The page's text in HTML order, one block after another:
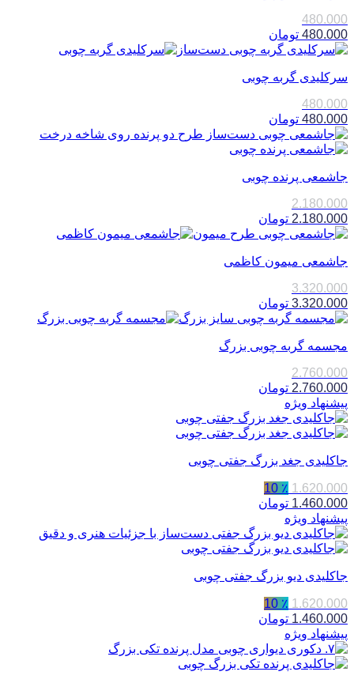
480.000
480.000 تومان
سرکلیدی گربه چوبی
480.000
480.000 تومان
جاشمعی پرنده چوبی
2.180.000
2.180.000 تومان
جاشمعی میمون کاظمی
3.320.000
3.320.000 تومان
مجسمه گربه چوبی بزرگ
2.760.000
2.760.000 تومان
پیشنهاد ویژه
جاکلیدی جغد بزرگ جفتی چوبی
1.620.000 ٪ 10
1.460.000 تومان
پیشنهاد ویژه
جاکلیدی دیو بزرگ جفتی چوبی
1.620.000 ٪ 10
1.460.000 تومان
پیشنهاد ویژه